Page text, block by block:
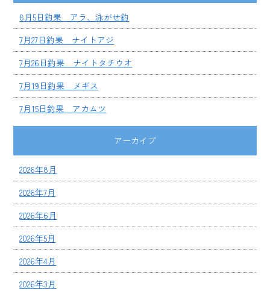
8月5日釣果 アラ、泳がせ釣
7月27日釣果 ナイトアジ
7月26日釣果 ナイトタチウオ
7月19日釣果 メギス
7月15日釣果 アカムツ
アーカイブ
2026年8月
2026年7月
2026年6月
2026年5月
2026年4月
2026年3月